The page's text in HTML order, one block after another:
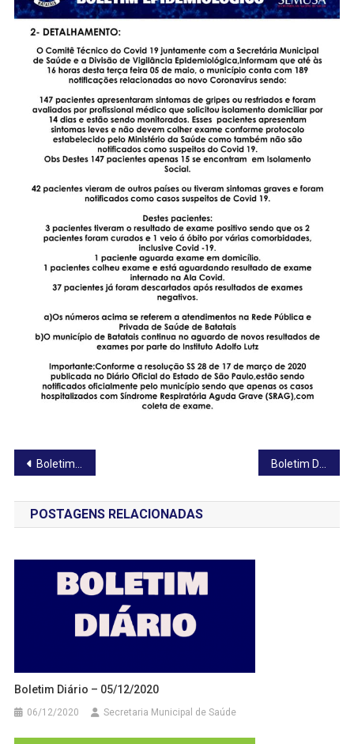
Navegação
de
Post
Boletim Diário – 04/05/2020
POSTAGENS RELACIONADAS
Boletim Diário – 05/12/2020
06/12/2020 Secretaria Municipal de Saúde